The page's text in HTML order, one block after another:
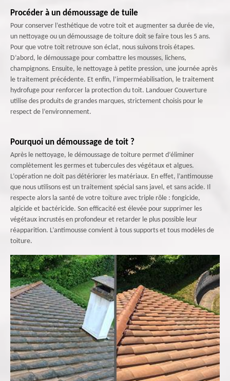
Procéder à un démoussage de tuile
Pour conserver l’esthétique de votre toit et augmenter sa durée de vie,
un nettoyage ou un démoussage de toiture doit se faire tous les 5 ans.
Pour que votre toit retrouve son éclat, nous suivons trois étapes.
D’abord, le démoussage pour combattre les mousses, lichens,
champignons. Ensuite, le nettoyage à petite pression, une journée après
le traitement précédente. Et enfin, l’imperméabilisation, le traitement
hydrofuge pour renforcer la protection du toit. Landouer Couverture
utilise des produits de grandes marques, strictement choisis pour le
respect de l’environnement.
Pourquoi un démoussage de toit ?
Après le nettoyage, le démoussage de toiture permet d’éliminer
complètement les germes et tubercules des végétaux et algues.
L’opération ne doit pas détériorer les matériaux. En effet, l’antimousse
que nous utilisons est un traitement spécial sans javel, et sans acide. Il
respecte alors la santé de votre toiture avec triple rôle : fongicide,
algicide et bactéricide. Son efficacité est élevée pour supprimer les
végétaux incrustés en profondeur et retarder le plus possible leur
réapparition. L’antimousse convient à tous supports et tous modèles de
toiture.